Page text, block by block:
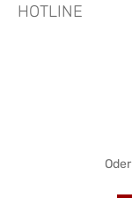
HOTLINE